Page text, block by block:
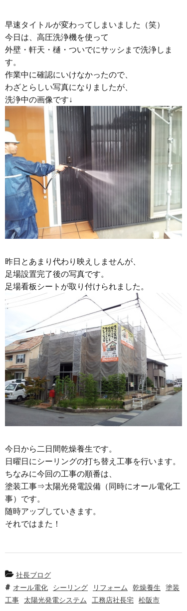
早速タイトルが変わってしまいました（笑）
今日は、高圧洗浄機を使って
外壁・軒天・樋・ついでにサッシまで洗浄しま
す。
作業中に確認にいけなかったので、
わざとらしい写真になりましたが、
洗浄中の画像です↓
昨日とあまり代わり映えしませんが、
足場設置完了後の写真です。
足場看板シートが取り付けられました。
今日から二日間乾燥養生です。
日曜日にシーリングの打ち替え工事を行います。
ちなみに今回の工事の順番は、
塗装工事⇒太陽光発電設備（同時にオール電化工
事）です。
随時アップしていきます。
それではまた！
社長ブログ
オール電化
シーリング リフォーム 乾燥養生
塗装
工事
太陽光発電システム 工務店社長宅 松阪市